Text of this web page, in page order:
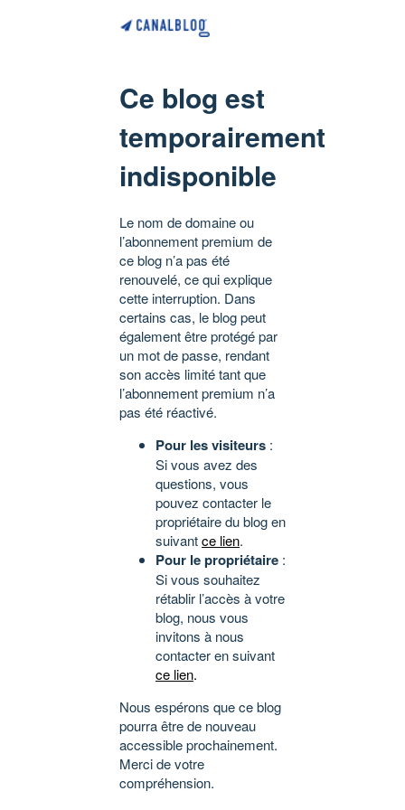
Ce blog est
temporairement
indisponible
Le nom de domaine ou
l’abonnement premium de
ce blog n’a pas été
renouvelé, ce qui explique
cette interruption. Dans
certains cas, le blog peut
également être protégé par
un mot de passe, rendant
son accès limité tant que
l’abonnement premium n’a
pas été réactivé.
Pour les visiteurs :
Si vous avez des
questions, vous
pouvez contacter le
propriétaire du blog en
suivantce lien.
Pour le propriétaire :
Si vous souhaitez
rétablir l’accès à votre
blog, nous vous
invitons à nous
contacter en suivant
ce lien.
Nous espérons que ce blog
pourra être de nouveau
accessible prochainement.
Merci de votre
compréhension.